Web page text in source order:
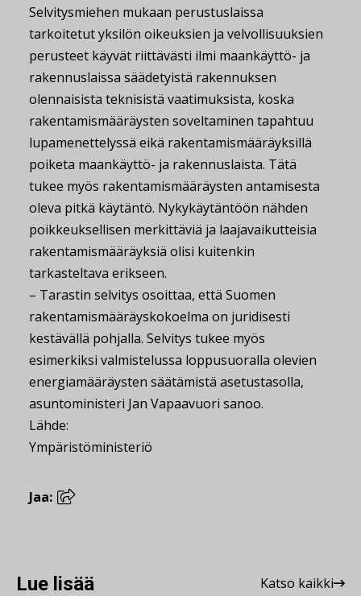
Selvitysmiehen mukaan perustuslaissa
tarkoitetut yksilön oikeuksien ja velvollisuuksien
perusteet käyvät riittävästi ilmi maankäyttö- ja
rakennuslaissa säädetyistä rakennuksen
olennaisista teknisistä vaatimuksista, koska
rakentamismääräysten soveltaminen tapahtuu
lupamenettelyssä eikä rakentamismääräyksillä
poiketa maankäyttö- ja rakennuslaista. Tätä
tukee myös rakentamismääräysten antamisesta
oleva pitkä käytäntö. Nykykäytäntöön nähden
poikkeuksellisen merkittäviä ja laajavaikutteisia
rakentamismääräyksiä olisi kuitenkin
tarkasteltava erikseen.
– Tarastin selvitys osoittaa, että Suomen
rakentamismääräyskokoelma on juridisesti
kestävällä pohjalla. Selvitys tukee myös
esimerkiksi valmistelussa loppusuoralla olevien
energiamääräysten säätämistä asetustasolla,
asuntoministeri Jan Vapaavuori sanoo.
Lähde:
Ympäristöministeriö
Jaa:
Lue lisää Katso kaikki